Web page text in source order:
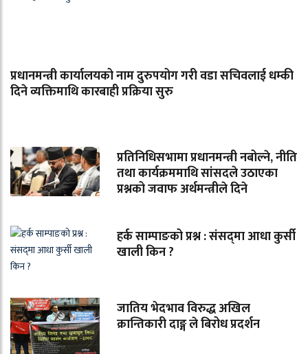
प्रधानमन्त्री कार्यालयको नाम दुरुपयोग गरी वडा सचिवलाई धम्की
दिने व्यक्तिमाथि कारबाही प्रक्रिया सुरु
प्रतिनिधिसभामा प्रधानमन्त्री नबोल्ने, नीति
तथा कार्यक्रममाथि सांसदले उठाएका
प्रश्नको जवाफ अर्थमन्त्रीले दिने
हर्क साम्पाङको प्रश्न : संसद्‌मा आधा कुर्सी
खाली किन ?
जातिय भेदभाव विरुद्ध अखिल
क्रान्तिकारी दाङ्ग ले बिरोध प्रदर्शन